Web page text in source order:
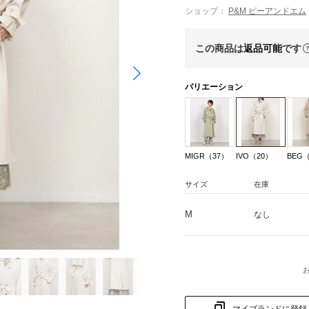
ショップ： P&M ピーアンドエム
この商品は返品可能です
バリエーション
MIGR（37） IVO（20） BEG
サイズ 在庫
M なし